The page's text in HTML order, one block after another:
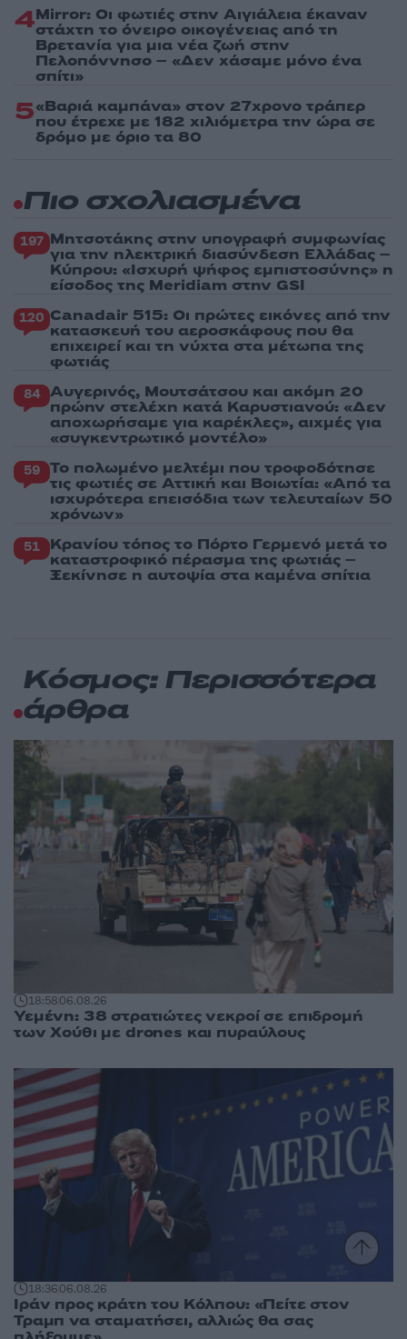
4Mirror: Οι φωτιές στην Αιγιάλεια έκαναν
στάχτη το όνειρο οικογένειας από τη
Βρετανία για μια νέα ζωή στην
Πελοπόννησο – «Δεν χάσαμε μόνο ένα
σπίτι»
5«Βαριά καμπάνα» στον 27χρονο τράπερ
που έτρεχε με 182 χιλιόμετρα την ώρα σε
δρόμο με όριο τα 80
Πιο σχολιασμένα
197 Μητσοτάκης στην υπογραφή συμφωνίας
για την ηλεκτρική διασύνδεση Ελλάδας –
Κύπρου: «Ισχυρή ψήφος εμπιστοσύνης» η
είσοδος της Meridiam στην GSI
120 Canadair 515: Οι πρώτες εικόνες από την
κατασκευή του αεροσκάφους που θα
επιχειρεί και τη νύχτα στα μέτωπα της
φωτιάς
84 Αυγερινός, Μουτσάτσου και ακόμη 20
πρώην στελέχη κατά Καρυστιανού: «Δεν
αποχωρήσαμε για καρέκλες», αιχμές για
«συγκεντρωτικό μοντέλο»
59 Το πολωμένο μελτέμι που τροφοδότησε
τις φωτιές σε Αττική και Βοιωτία: «Από τα
ισχυρότερα επεισόδια των τελευταίων 50
χρόνων»
51 Κρανίου τόπος το Πόρτο Γερμενό μετά το
καταστροφικό πέρασμα της φωτιάς –
Ξεκίνησε η αυτοψία στα καμένα σπίτια
Κόσμος: Περισσότερα
άρθρα
18:5806.08.26
Υεμένη: 38 στρατιώτες νεκροί σε επιδρομή
των Χούθι με drones και πυραύλους
18:3606.08.26
Ιράν προς κράτη του Κόλπου: «Πείτε στον
Τραμπ να σταματήσει, αλλιώς θα σας